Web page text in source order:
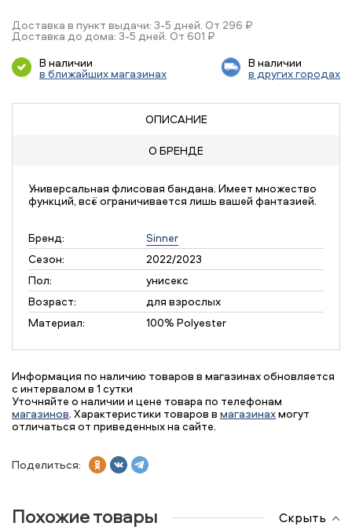
Доставка в пункт выдачи: 3-5 дней. От 296 ₽
Доставка до дома: 3-5 дней. От 601 ₽
В наличии
в ближайших магазинах
В наличии
в других городах
ОПИСАНИЕ
О БРЕНДЕ
Универсальная флисовая бандана. Имеет множество
функций, всё ограничивается лишь вашей фантазией.
Бренд:
Sinner
Сезон:
2022/2023
Пол:
унисекс
Возраст:
для взрослых
Материал:
100% Polyester
Информация по наличию товаров в магазинах обновляется
с интервалом в 1 сутки
Уточняйте о наличии и цене товара по телефонам
магазинов. Характеристики товаров в магазинахмогут
отличаться от приведенных на сайте.
Поделиться:
Похожие товары Скрыть